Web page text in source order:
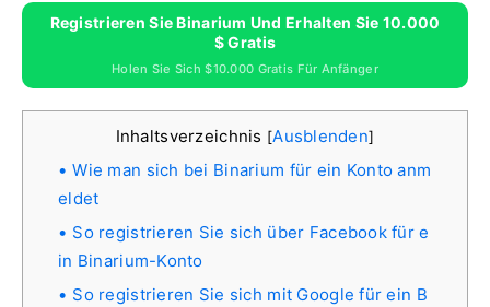
Registrieren Sie Binarium Und Erhalten Sie 10.000
$ Gratis
Holen Sie Sich $10.000 Gratis Für Anfänger
Inhaltsverzeichnis [Ausblenden]
Wie man sich bei Binarium für ein Konto anm
eldet
So registrieren Sie sich über Facebook für e
in Binarium-Konto
So registrieren Sie sich mit Google für ein B